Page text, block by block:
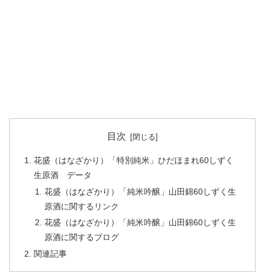
目次
花盛（はなざかり）「特別純米」ひだほまれ60しずく
生原酒 データ
花盛（はなざかり）「純米吟醸」山田錦60しずく生
原酒に関するリンク
花盛（はなざかり）「純米吟醸」山田錦60しずく生
原酒に関するブログ
関連記事